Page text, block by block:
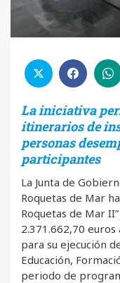
La iniciativa
itinerarios de
personas
participantes
La Junta de
Roquetas de Mar
Roquetas de Mar
2.371.662,70 euros
para su ejecución
Educación,
periodo de